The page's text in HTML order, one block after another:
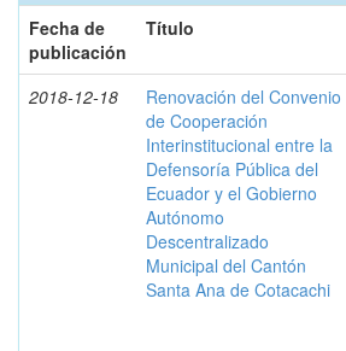
Fecha de
publicación
Título
2018-12-18
Renovación del Convenio
de Cooperación
Interinstitucional entre la
Defensoría Pública del
Ecuador y el Gobierno
Autónomo
Descentralizado
Municipal del Cantón
Santa Ana de Cotacachi